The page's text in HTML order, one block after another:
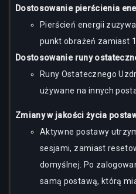
Dostosowanie pierścienia
Pierścień energii
punkt obrażeń zamiast 1
Dostosowanie runy
Runy Ostatecznego
używane na innych
Zmiany w jakości życia
Aktywne postawy
sesjami, zamiast
domyślnej. Po
samą postawą, którą